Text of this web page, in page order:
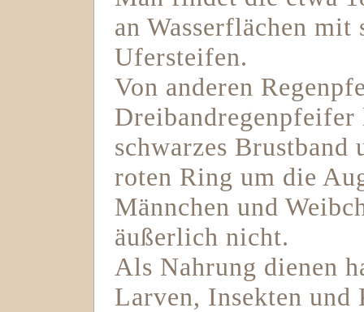
an Wasserflächen
Ufersteifen.
Von anderen
schwarzes
roten Ring um die
Männchen und
äußerlich nicht.
Als Nahrung dienen
Larven, Insekten und